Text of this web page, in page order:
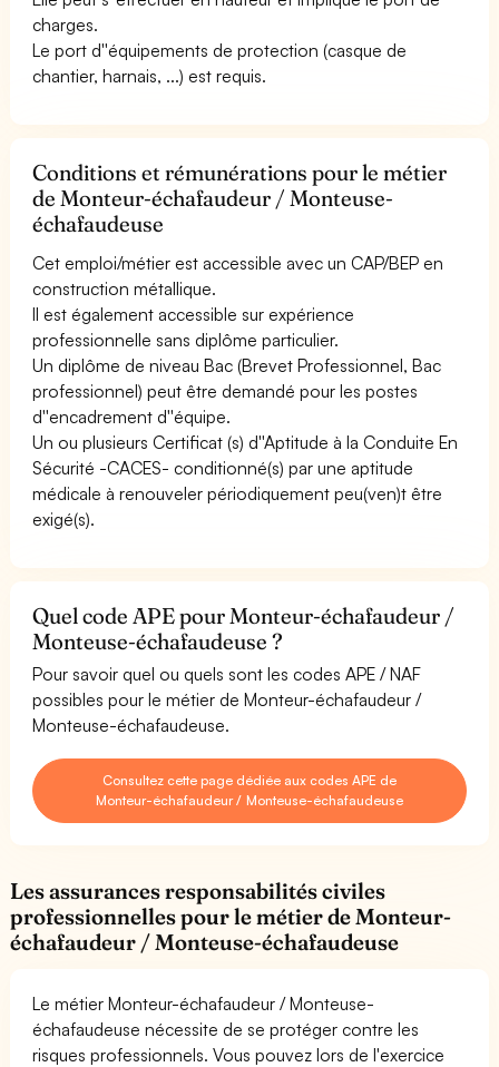
charges.
Le port d''équipements de protection (casque de
chantier, harnais, ...) est requis.
Conditions et rémunérations pour le métier
de Monteur-échafaudeur / Monteuse-
échafaudeuse
Cet emploi/métier est accessible avec un CAP/BEP en
construction métallique.
Il est également accessible sur expérience
professionnelle sans diplôme particulier.
Un diplôme de niveau Bac (Brevet Professionnel, Bac
professionnel) peut être demandé pour les postes
d''encadrement d''équipe.
Un ou plusieurs Certificat (s) d''Aptitude à la Conduite En
Sécurité -CACES- conditionné(s) par une aptitude
médicale à renouveler périodiquement peu(ven)t être
exigé(s).
Quel code APE pour Monteur-échafaudeur /
Monteuse-échafaudeuse ?
Pour savoir quel ou quels sont les codes APE / NAF
possibles pour le métier de Monteur-échafaudeur /
Monteuse-échafaudeuse.
Consultez cette page dédiée aux codes APE de
Monteur-échafaudeur / Monteuse-échafaudeuse
Les assurances responsabilités civiles
professionnelles pour le métier de Monteur-
échafaudeur / Monteuse-échafaudeuse
Le métier Monteur-échafaudeur / Monteuse-
échafaudeuse nécessite de se protéger contre les
risques professionnels. Vous pouvez lors de l'exercice